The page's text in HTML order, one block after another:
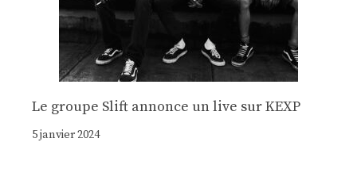
Le groupe Slift annonce un live sur KEXP
5 janvier 2024